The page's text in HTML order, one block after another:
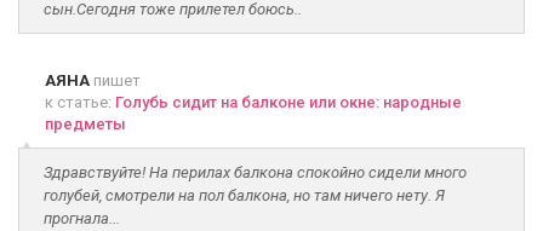
сын.Сегодня тоже прилетел боюсь..
АЯНА пишет
к статье: Голубь сидит на балконе или окне: народные
предметы
Здравствуйте! На перилах балкона спокойно сидели много
голубей, смотрели на пол балкона, но там ничего нету. Я
прогнала...